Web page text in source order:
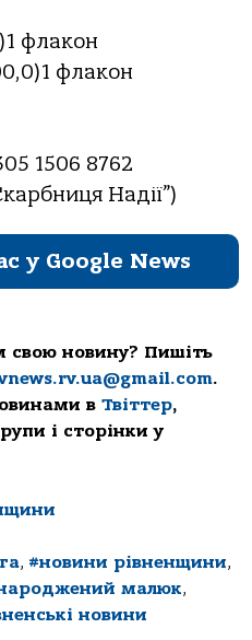
флакон
флакон
1506 8762
Надії”)
у Google News
свою новину? Пишіть
.
в Твіттер,
і сторінки у
, #новини рівненщини,
малюк,
новини